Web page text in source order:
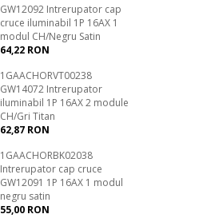
GW12092 Intrerupator cap
cruce iluminabil 1P 16AX 1
modul CH/Negru Satin
64,22 RON
1GAACHORVT00238
GW14072 Intrerupator
iluminabil 1P 16AX 2 module
CH/Gri Titan
62,87 RON
1GAACHORBK02038
Intrerupator cap cruce
GW12091 1P 16AX 1 modul
negru satin
55,00 RON